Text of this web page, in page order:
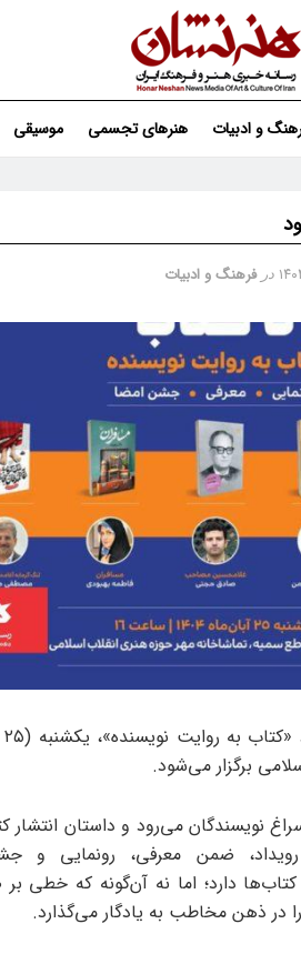
و ادبیات هنرهای تجسمی موسیقی
۱۹ در فرهنگ و ادبیات
برگزار می‌شود.
نویسندگان می‌رود و داستان انتشار
ضمن معرفی، رونمایی و
دارد؛ اما نه آن‌گونه که خطی
در ذهن مخاطب به یادگار می‌گذارد.